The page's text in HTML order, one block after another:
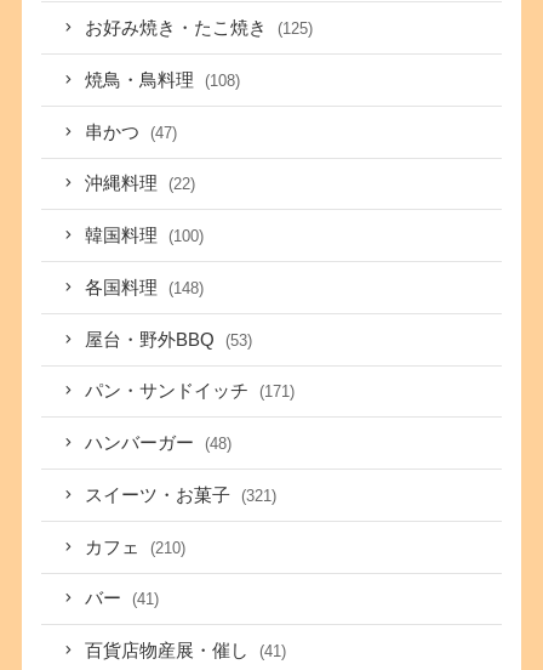
お好み焼き・たこ焼き (125)
焼鳥・鳥料理 (108)
串かつ (47)
沖縄料理 (22)
韓国料理 (100)
各国料理 (148)
屋台・野外BBQ (53)
パン・サンドイッチ (171)
ハンバーガー (48)
スイーツ・お菓子 (321)
カフェ (210)
バー (41)
百貨店物産展・催し (41)